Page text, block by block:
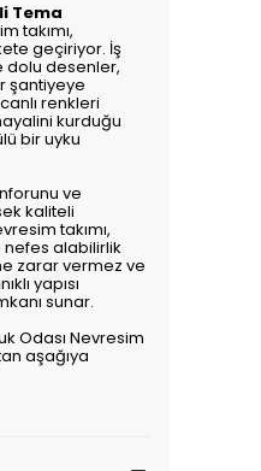
Tema
takımı,
geçiriyor. İş
dolu desenler,
şantiyeye
renkleri
kurduğu
bir uyku
ve
kaliteli
takımı,
nefes alabilirlik
zarar vermez ve
yapısı
sunar.
Odası Nevresim
aşağıya